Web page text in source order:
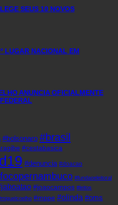
SEUS 10 NOVOS
LUGAR NACIONAL EM
ANUNCIA OFICIALMENTE
#bolsonaro #brasil
#cestabasica
#denuncia #doacao
#fundaoeleitoral
#joaocampos #leitos
#mppe #olinda #oms